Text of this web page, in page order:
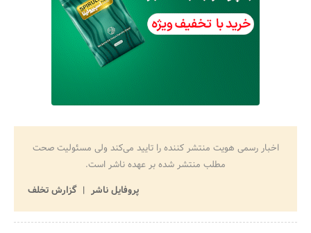
اخبار رسمی هویت منتشر کننده را تایید می‌کند ولی مسئولیت صحت
مطلب منتشر شده بر عهده ناشر است.
پروفایل ناشر
گزارش تخلف